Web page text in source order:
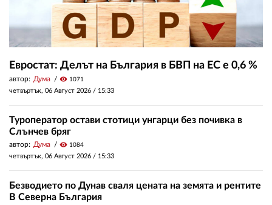
Евростат: Делът на България в БВП на ЕС е 0,6 %
автор: Дума visibility 1071
четвъртък, 06 Август 2026 / 15:33
Туроператор остави стотици унгарци без почивка в
Слънчев бряг
автор: Дума visibility 1084
четвъртък, 06 Август 2026 / 15:33
Безводието по Дунав сваля цената на земята и рентите
В Северна България